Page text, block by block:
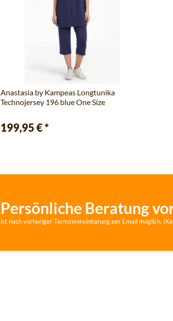
Anastasia by Kampeas Longtunika
Technojersey 196 blue One Size
199,95 €*
Persönliche Beratung
ist nach vorheriger Terminvereinbarung per Email möglich.